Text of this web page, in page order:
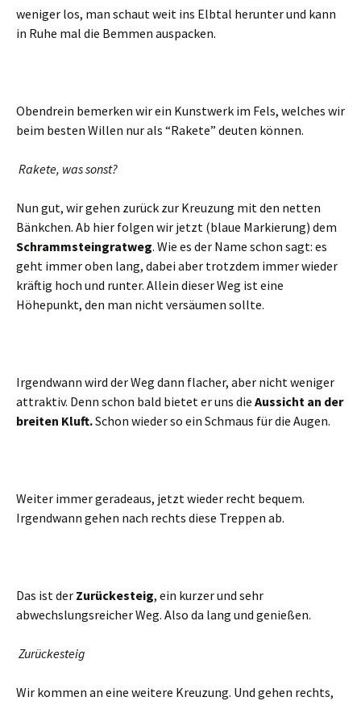
weniger los, man schaut weit ins Elbtal herunter und kann
in Ruhe mal die Bemmen auspacken.
Obendrein bemerken wir ein Kunstwerk im Fels, welches wir
beim besten Willen nur als “Rakete” deuten können.
Rakete, was sonst?
Nun gut, wir gehen zurück zur Kreuzung mit den netten
Bänkchen. Ab hier folgen wir jetzt (blaue Markierung) dem
Schrammsteingratweg. Wie es der Name schon sagt: es
geht immer oben lang, dabei aber trotzdem immer wieder
kräftig hoch und runter. Allein dieser Weg ist eine
Höhepunkt, den man nicht versäumen sollte.
Irgendwann wird der Weg dann flacher, aber nicht weniger
attraktiv. Denn schon bald bietet er uns die Aussicht an der
breiten Kluft.Schon wieder so ein Schmaus für die Augen.
Weiter immer geradeaus, jetzt wieder recht bequem.
Irgendwann gehen nach rechts diese Treppen ab.
Das ist der Zurückesteig, ein kurzer und sehr
abwechslungsreicher Weg. Also da lang und genießen.
Zurückesteig
Wir kommen an eine weitere Kreuzung. Und gehen rechts,